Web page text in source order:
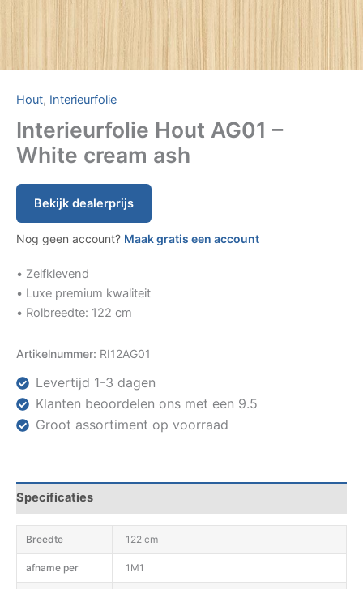
Hout, Interieurfolie
Interieurfolie Hout AG01 –
White cream ash
Bekijk dealerprijs
Nog geen account? Maak gratis een account
• Zelfklevend
• Luxe premium kwaliteit
• Rolbreedte: 122 cm
Artikelnummer: RI12AG01
Levertijd 1-3 dagen
Klanten beoordelen ons met een 9.5
Groot assortiment op voorraad
Specificaties
Breedte 122 cm
afname per 1M1